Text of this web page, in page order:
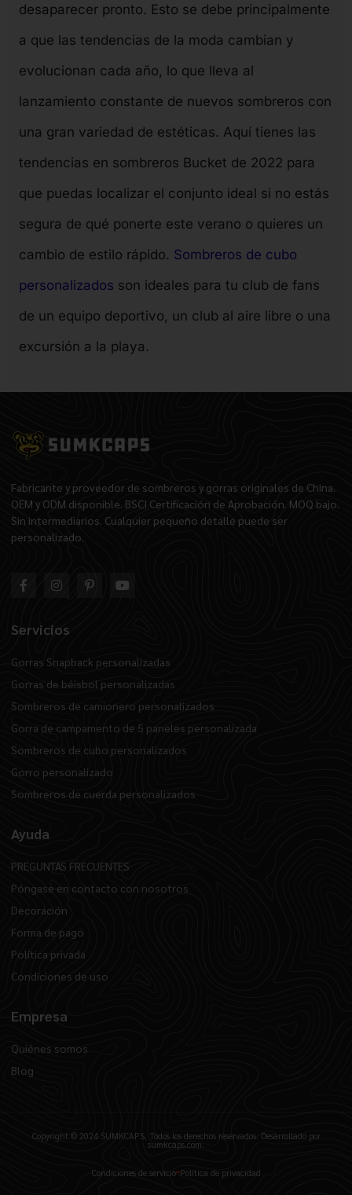
desaparecer pronto. Esto se debe principalmente
a que las tendencias de la moda cambian y
evolucionan cada año, lo que lleva al
lanzamiento constante de nuevos sombreros con
una gran variedad de estéticas. Aquí tienes las
tendencias en sombreros Bucket de 2022 para
que puedas localizar el conjunto ideal si no estás
segura de qué ponerte este verano o quieres un
cambio de estilo rápido. Sombreros de cubo
personalizados son ideales para tu club de fans
de un equipo deportivo, un club al aire libre o una
excursión a la playa.
Fabricante y proveedor de sombreros y gorras originales de China.
OEM y ODM disponible. BSCI Certificación de Aprobación. MOQ bajo.
Sin intermediarios. Cualquier pequeño detalle puede ser
personalizado.
Servicios
Gorras Snapback personalizadas
Gorras de béisbol personalizadas
Sombreros de camionero personalizados
Gorra de campamento de 5 paneles personalizada
Sombreros de cubo personalizados
Gorro personalizado
Sombreros de cuerda personalizados
Ayuda
PREGUNTAS FRECUENTES
Póngase en contacto con nosotros
Decoración
Forma de pago
Política privada
Condiciones de uso
Empresa
Quiénes somos
Blog
Copyright © 2024 SUMKCAPS, Todos los derechos reservados. Desarrollado por
sumkcaps.com.
Condiciones de servicio Política de privacidad